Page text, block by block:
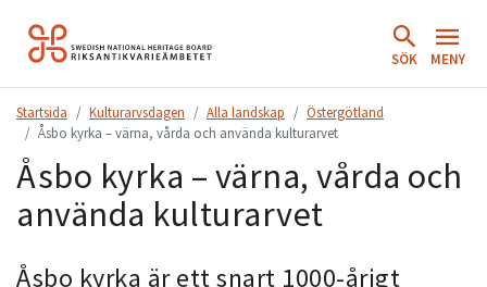
Hoppa
till
SÖK MENY
Startsida Kulturarvsdagen Alla landskap
Östergötland
Åsbo kyrka – värna, vårda och använda kulturarvet
Åsbo kyrka – värna, vårda och
använda kulturarvet
Åsbo kyrka är ett snart 1000-årigt